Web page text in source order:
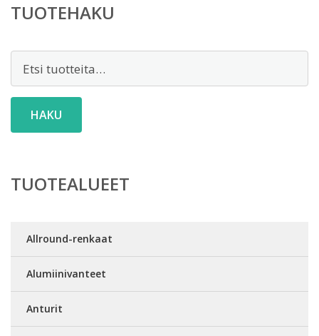
TUOTEHAKU
HAKU
TUOTEALUEET
Allround-renkaat
Alumiinivanteet
Anturit